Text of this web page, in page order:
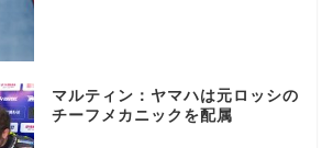
マルティン：ヤマハは元ロッシの
チーフメカニックを配属